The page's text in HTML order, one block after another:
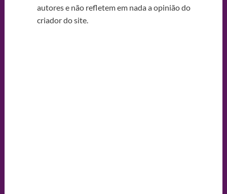
autores e não refletem em nada a opinião do
criador do site.